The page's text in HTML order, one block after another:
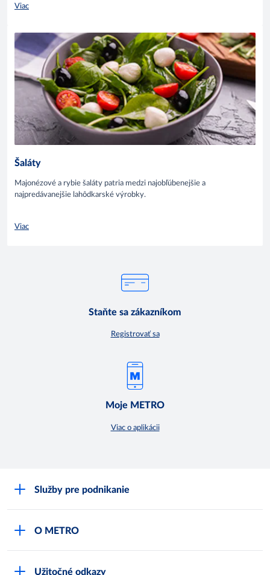
Viac
Šaláty
Majonézové a rybie šaláty patria medzi najobľúbenejšie a
najpredávanejšie lahôdkarské výrobky.
Viac
Staňte sa zákazníkom
Registrovať sa
Moje METRO
Viac o aplikácii
Služby pre podnikanie
O METRO
Užitočné odkazy